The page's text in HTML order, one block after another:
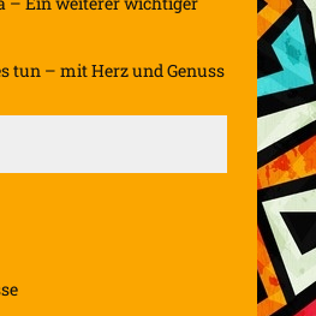
tun – mit Herz und Genuss